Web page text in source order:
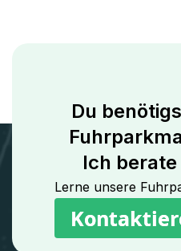
Du
Ich
Lerne unsere